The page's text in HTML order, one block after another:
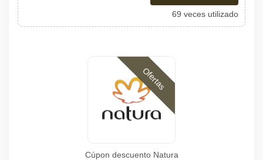
69 veces utilizado
Ofertas
Cúpon descuento Natura